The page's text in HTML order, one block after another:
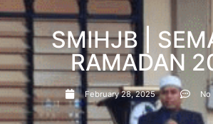
SMIHJB |
RAMADAN
February 28, 2025